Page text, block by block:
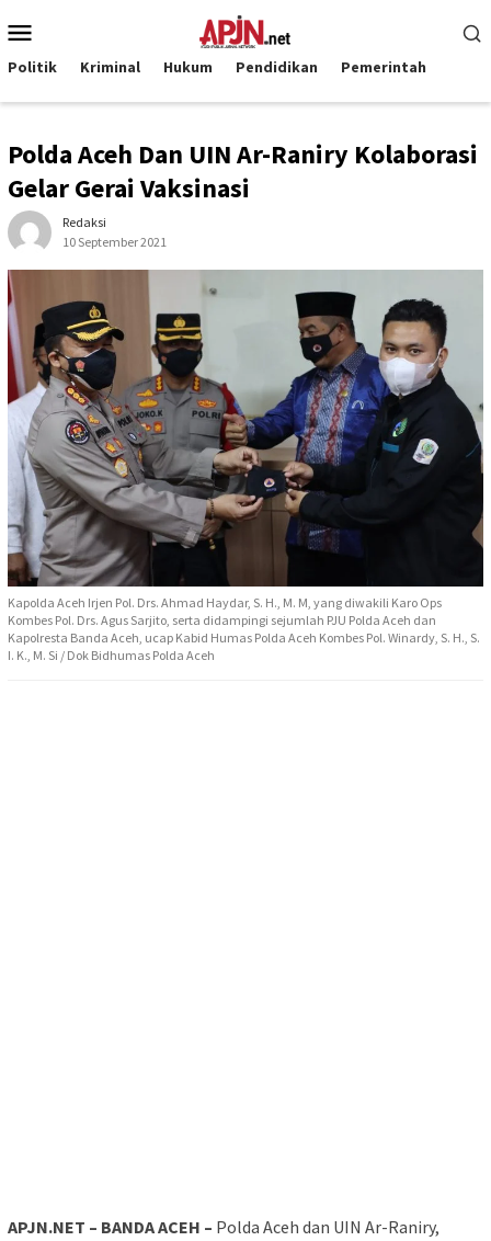
ke
kontenMobile
Politik Kriminal Hukum Pendidikan Pemerintah
Polda Aceh Dan UIN Ar-Raniry Kolaborasi
Gelar Gerai Vaksinasi
Redaksi
10 September 2021
Kapolda Aceh Irjen Pol. Drs. Ahmad Haydar, S. H., M. M, yang diwakili Karo Ops
Kombes Pol. Drs. Agus Sarjito, serta didampingi sejumlah PJU Polda Aceh dan
Kapolresta Banda Aceh, ucap Kabid Humas Polda Aceh Kombes Pol. Winardy, S. H., S.
I. K., M. Si / Dok Bidhumas Polda Aceh
APJN.NET – BANDA ACEH – Polda Aceh dan UIN Ar-Raniry,